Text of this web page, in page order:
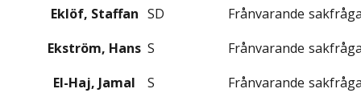
Eklöf, Staffan SD Frånvarande
Ekström, Hans S Frånvarande
El-Haj, Jamal
S Frånvarande